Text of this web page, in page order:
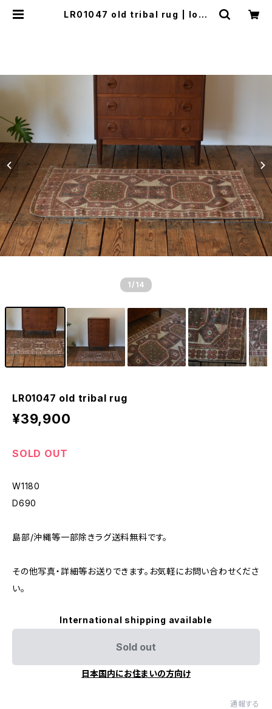
LR01047 old tribal rug | lool
1 /14
LR01047 old tribal rug
¥39,900
SOLD OUT
W1180
D690
島部/沖縄等一部除きラグ送料無料です。
その他写真・詳細等お送りできます。お気軽にお問い合わせくださ
い。
International shipping available
Sold out
日本国内にお住まいの方向け
通報する